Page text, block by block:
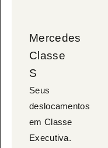
Mercedes
Classe
S
Seus
deslocamentos
em Classe
Executiva.